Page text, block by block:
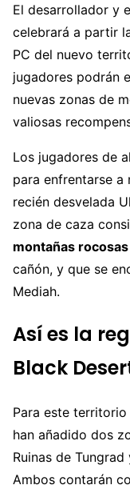
El desarrollador y
celebrará a partir
PC del nuevo
jugadores podrán
nuevas zonas de
valiosas
Los jugadores de
para enfrentarse a
recién desvelada
zona de caza
montañas rocosas
cañón, y que se
Mediah.
Así es la
Black
Para este
han añadido dos
Ruinas de
Ambos contarán